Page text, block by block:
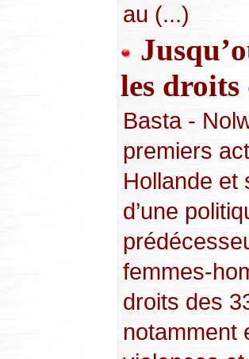
au (...)
les droits
Basta -
premiers
Hollande et
d’une
femmes-
droits des
notamment